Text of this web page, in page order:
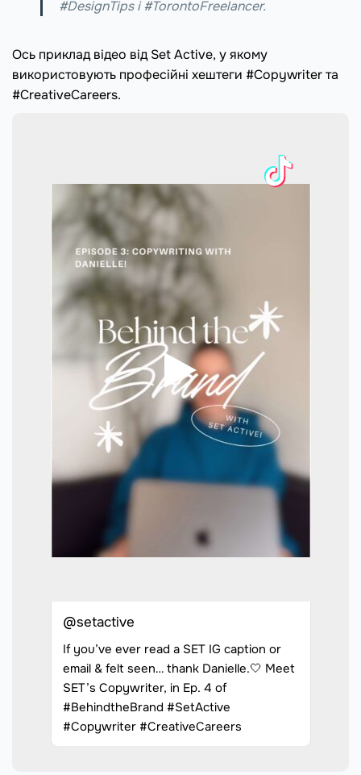
#DesignTips і #TorontoFreelancer.
Ось приклад відео від Set Active, у якому
використовують професійні хештеги #Copywriter та
#CreativeCareers.
@setactive
If you’ve ever read a SET IG caption or
email & felt seen… thank Danielle.🤍 Meet
SET’s Copywriter, in Ep. 4 of
#BehindtheBrand #SetActive
#Copywriter #CreativeCareers